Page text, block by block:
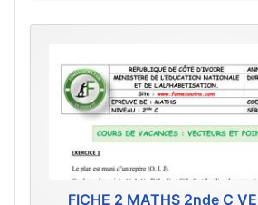
FICHE 2 MATHS 2nde C